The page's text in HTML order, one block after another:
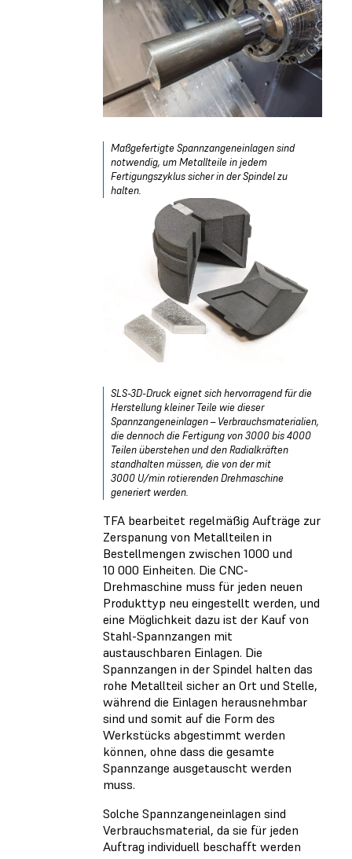
Maßgefertigte Spannzangeneinlagen sind
notwendig, um Metallteile in jedem
Fertigungszyklus sicher in der Spindel zu
halten.
SLS-3D-Druck eignet sich hervorragend für die
Herstellung kleiner Teile wie dieser
Spannzangeneinlagen – Verbrauchsmaterialien,
die dennoch die Fertigung von 3000 bis 4000
Teilen überstehen und den Radialkräften
standhalten müssen, die von der mit
3000 U/min rotierenden Drehmaschine
generiert werden.
TFA bearbeitet regelmäßig Aufträge zur
Zerspanung von Metallteilen in
Bestellmengen zwischen 1000 und
10 000 Einheiten. Die CNC-
Drehmaschine muss für jeden neuen
Produkttyp neu eingestellt werden, und
eine Möglichkeit dazu ist der Kauf von
Stahl-Spannzangen mit
austauschbaren Einlagen. Die
Spannzangen in der Spindel halten das
rohe Metallteil sicher an Ort und Stelle,
während die Einlagen herausnehmbar
sind und somit auf die Form des
Werkstücks abgestimmt werden
können, ohne dass die gesamte
Spannzange ausgetauscht werden
muss.
Solche Spannzangeneinlagen sind
Verbrauchsmaterial, da sie für jeden
Auftrag individuell beschafft werden